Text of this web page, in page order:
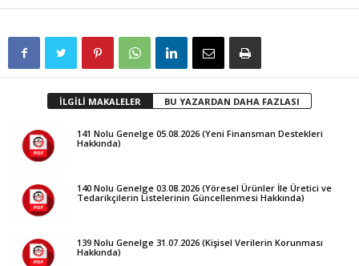
İLGİLİ MAKALELER BU YAZARDAN DAHA FAZLASI
141 Nolu Genelge 05.08.2026 (Yeni Finansman Destekleri
Hakkında)
140 Nolu Genelge 03.08.2026 (Yöresel Ürünler İle Üretici ve
Tedarikçilerin Listelerinin Güncellenmesi Hakkında)
139 Nolu Genelge 31.07.2026 (Kişisel Verilerin Korunması
Hakkında)